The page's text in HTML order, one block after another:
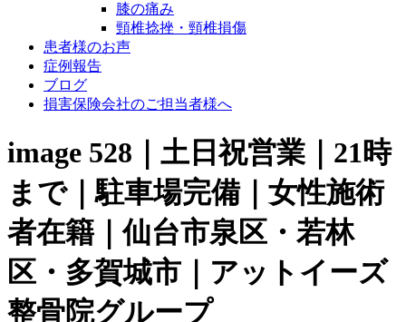
膝の痛み
頸椎捻挫・頸椎損傷
患者様のお声
症例報告
ブログ
損害保険会社のご担当者様へ
image 528｜土日祝営業｜21時
まで｜駐車場完備｜女性施術
者在籍｜仙台市泉区・若林
区・多賀城市｜アットイーズ
整骨院グループ